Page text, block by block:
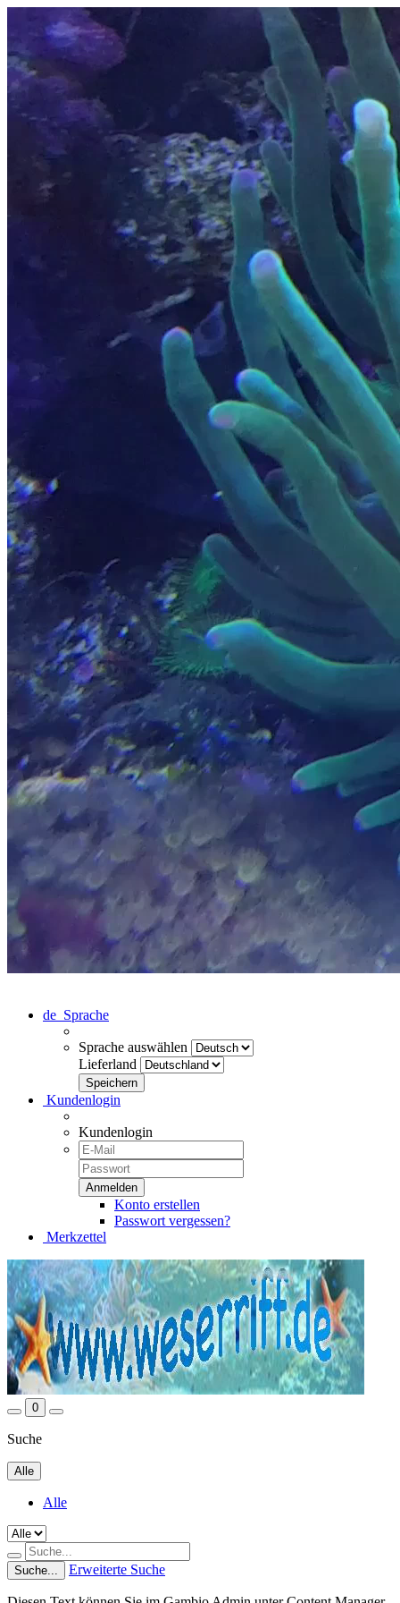
de Sprache
Sprache auswählen
Lieferland
Kundenlogin
Kundenlogin
Konto erstellen
Passwort vergessen?
Merkzettel
0
Suche
Alle
Alle
Suche... Erweiterte Suche